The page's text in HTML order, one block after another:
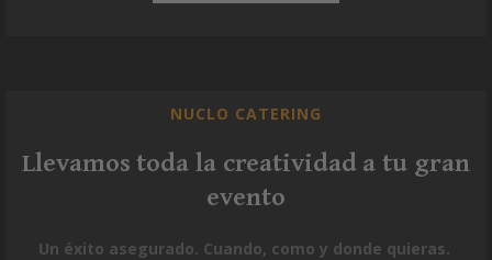
NUCLO CATERING
Llevamos toda la creatividad a tu gran
evento
Un éxito asegurado. Cuando, como y donde quieras.